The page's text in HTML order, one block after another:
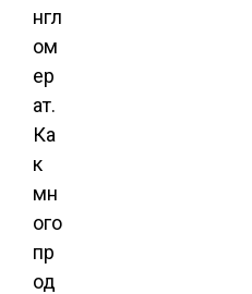
нгл
ом
ер
ат.
Ка
к
мн
ого
пр
од